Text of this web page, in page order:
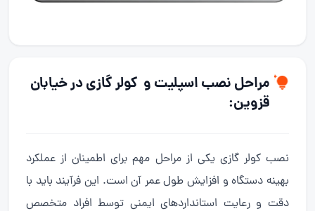
مراحل نصب اسپلیت و کولر گازی در خیابان
قزوین:
نصب کولر گازی یکی از مراحل مهم برای اطمینان از عملکرد
بهینه دستگاه و افزایش طول عمر آن است. این فرآیند باید با
دقت و رعایت استانداردهای ایمنی توسط افراد متخصص